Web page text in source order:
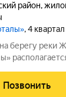
район,
, 4
берегу реки
виды на
Позвонить